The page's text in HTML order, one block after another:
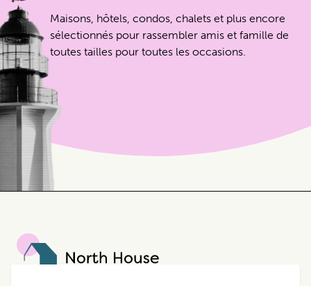
Maisons, hôtels, condos, chalets et plus encore
sélectionnés pour rassembler amis et famille de
toutes tailles pour toutes les occasions.